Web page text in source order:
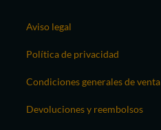
Aviso legal
Política de privacidad
Condiciones generales de venta
Devoluciones y reembolsos